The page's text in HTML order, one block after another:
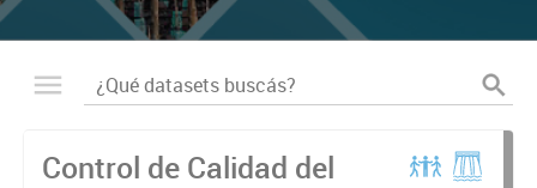
Control de Calidad del